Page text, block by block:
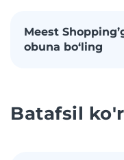
Meest
obuna bo‘ling
Batafsil